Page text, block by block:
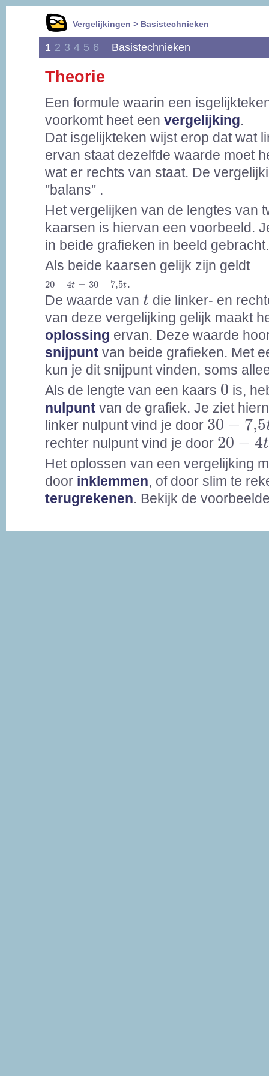
Vergelijkingen > Basistechnieken
1 2 3 4 5 6 Basistechnieken
Theorie
Een formule waarin een
voorkomt heet een vergelijking.
Dat isgelijkteken wijst erop dat wat
ervan staat dezelfde waarde moet
wat er rechts van staat. De
"balans" .
Het vergelijken van de lengtes van
kaarsen is hiervan een voorbeeld.
in beide grafieken in beeld gebracht.
Als beide kaarsen gelijk zijn geldt
20 − 4t = 30 − 7,5t
20 =30 7,5
.
De waarde van t
t die linker- en
van deze vergelijking gelijk maakt
oplossing ervan. Deze waarde
snijpunt van beide grafieken. Met
kun je dit snijpunt vinden, soms
Als de lengte van een kaars 0
0 is,
nulpunt van de grafiek. Je ziet
linker nulpunt vind je door 30 − 7,5
30-7,5t
rechter nulpunt vind je door 20 − 4t
20 4 t=
Het oplossen van een vergelijking
door inklemmen, of door slim te
terugrekenen. Bekijk de